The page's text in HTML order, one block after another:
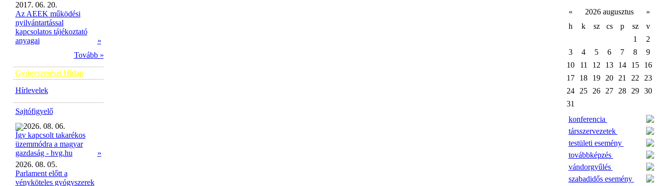
2017. 06. 20.
Az AEEK működési
nyilvántartással
kapcsolatos tájékoztató
anyagai
»
Tovább »
Gyógyszerészi Hírlap
Hírlevelek
Sajtófigyelő
2026. 08. 06.
Így kapcsolt takarékos
üzemmódra a magyar
gazdaság - hvg.hu
»
2026. 08. 05.
Parlament előtt a
vényköteles gyógyszerek
«
2026 augusztus
»
h
k sz cs p sz
v
1
2
3
4 5 6 7 8
9
10
11 12 13 14 15
16
17
18 19 20 21 22
23
24
25 26 27 28 29 30
31
konferencia
társszervezetek
testületi esemény
továbbképzés
vándorgyűlés
szabadidős esemény